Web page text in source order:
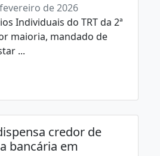
de 2026
Individuais do TRT da 2ª
maioria, mandado de
...
credor de
bancária em